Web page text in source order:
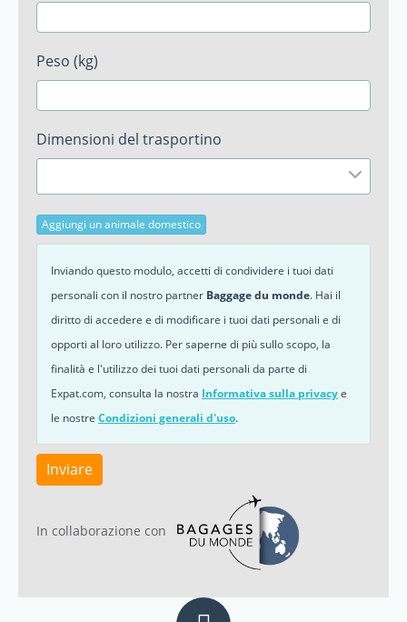
Peso (kg)
Dimensioni del trasportino
Aggiungi un animale domestico
Inviando questo modulo, accetti di condividere i tuoi dati
personali con il nostro partner Baggage du monde. Hai il
diritto di accedere e di modificare i tuoi dati personali e di
opporti al loro utilizzo. Per saperne di più sullo scopo, la
finalità e l'utilizzo dei tuoi dati personali da parte di
Expat.com, consulta la nostra Informativa sulla privacye
le nostre Condizioni generali d'uso.
Inviare
In collaborazione con